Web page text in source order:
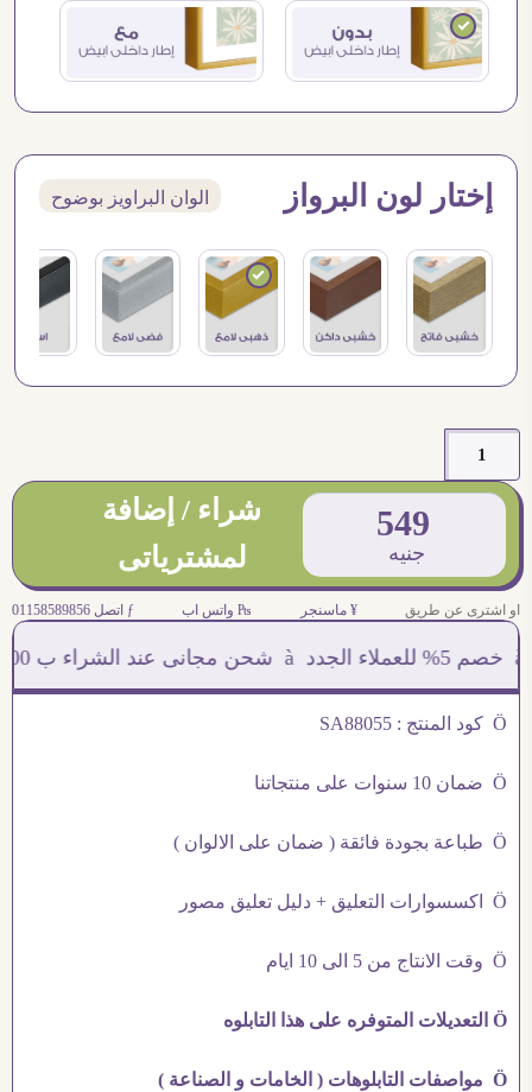
إختار لون البرواز الوان البراويز بوضوح
549
جنيه
شراء / إضافة
لمشترياتى
او اشترى عن طريق ¥ ماسنجر ₧ واتس اب ƒ اتصل 01158589856
Ö كود المنتج : SA88055
Ö ضمان 10 سنوات على منتجاتنا
Ö طباعة بجودة فائقة ( ضمان على الالوان )
Ö اكسسوارات التعليق + دليل تعليق مصور
Ö وقت الانتاج من 5 الى 10 ايام
Ö التعديلات المتوفره على هذا التابلوه
Ö مواصفات التابلوهات ( الخامات و الصناعة )